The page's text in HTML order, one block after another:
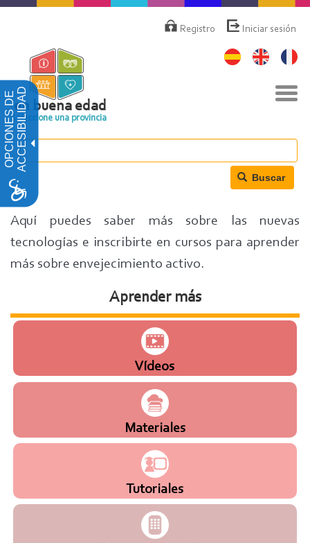
OPCIONES DEACCESIBILIDAD
Pasar
contenido
principal
deRegistro Iniciar sesión
en buena edad
Seleccione una provincia
Buscar
Aquí puedes saber más sobre las nuevas
tecnologías e inscribirte en cursos para aprender
más sobre envejecimiento activo.
Aprender más
Vídeos
Materiales
Tutoriales